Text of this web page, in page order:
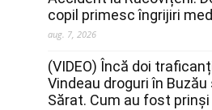
copil primesc îngrijiri
aug. 7, 2026
(VIDEO) Încă doi
Vindeau droguri în Buzău
Sărat. Cum au fost prinși